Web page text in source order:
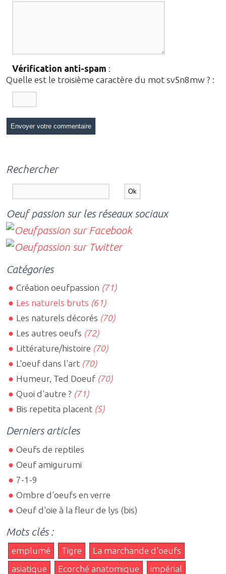
Vérification anti-spam :
Quelle est le troisième caractère du mot sv5n8mw ? :
Rechercher
Oeuf passion sur les réseaux sociaux
Catégories
Création oeufpassion (71)
Les naturels bruts (61)
Les naturels décorés (70)
Les autres oeufs (72)
Littérature/histoire (70)
L'oeuf dans l'art (70)
Humeur, Ted Doeuf (70)
Quoi d'autre ? (71)
Bis repetita placent (5)
Derniers articles
Oeufs de reptiles
Oeuf amigurumi
7-1-9
Ombre d'oeufs en verre
Oeuf d'oie à la fleur de lys (bis)
Mots clés :
emplumé Tigre
La marchande d'oeufs
asiatique
Ecorché anatomique
impérial